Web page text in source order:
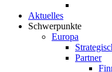
Aktuelles
Schwerpunkte
Europa
Partner